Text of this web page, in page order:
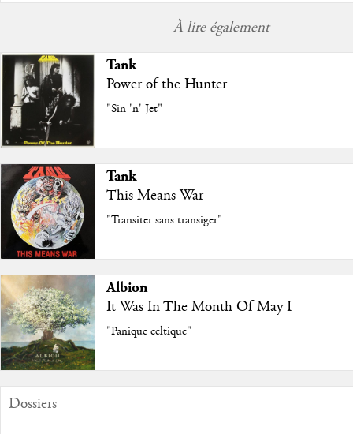
À lire également
Tank
Power of the Hunter
"Sin 'n' Jet"
Tank
This Means War
"Transiter sans transiger"
Albion
It Was In The Month Of May I
"Panique celtique"
Dossiers